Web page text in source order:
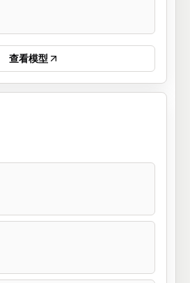
查看模型